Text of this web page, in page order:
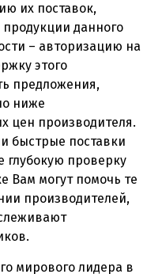
их поставок,
данного
– авторизацию на
этого
предложения,
ниже
цен производителя.
быстрые поставки
проверку
Вам могут помочь те
производителей,
мирового лидера в